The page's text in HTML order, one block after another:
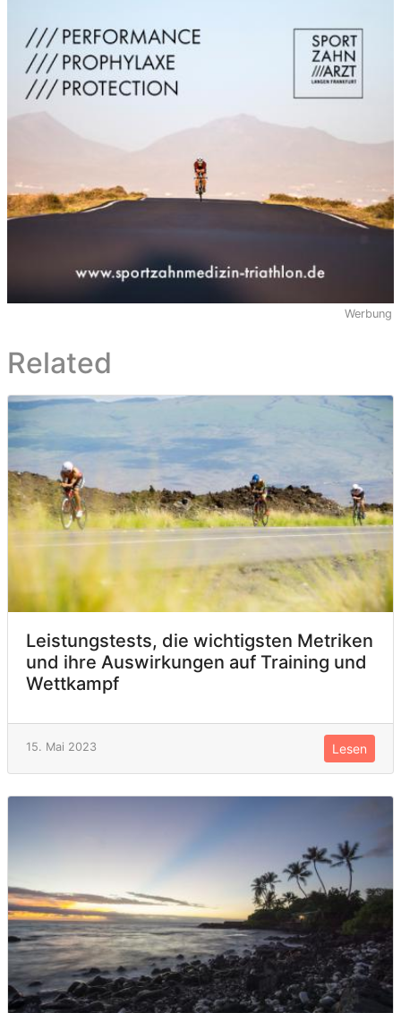
Werbung
Related
Leistungstests, die wichtigsten Metriken
und ihre Auswirkungen auf Training und
Wettkampf
15. Mai 2023 Lesen